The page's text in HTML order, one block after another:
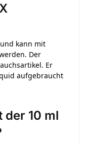
kann mit
Der
Er
aufgebraucht
der 10 ml